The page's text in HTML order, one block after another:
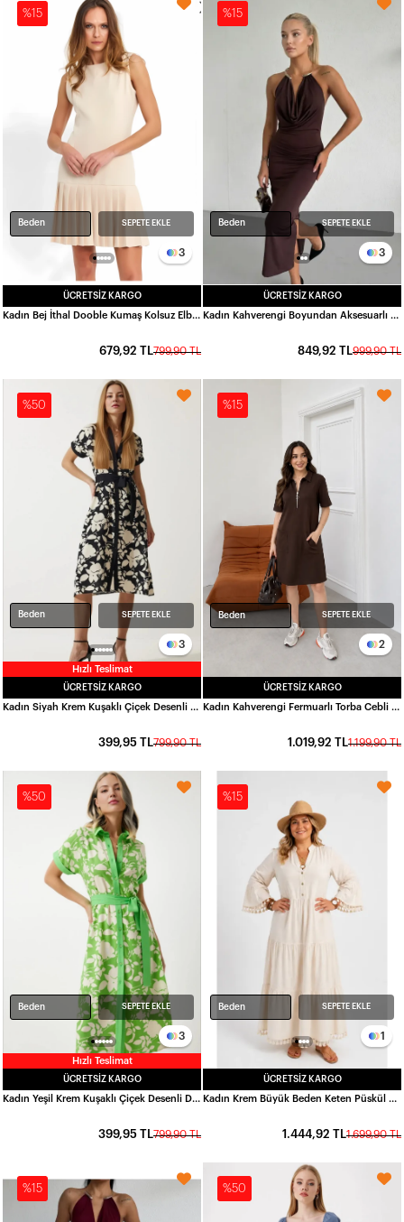
%15
3
Beden SEPETE EKLE
ÜCRETSIZ KARGO
Kadın Bej İthal Dooble Kumaş Kolsuz Elbise HZL25W-FRY122651
799,90 TL
679,92 TL
%15
3
Beden SEPETE EKLE
ÜCRETSIZ KARGO
Kadın Kahverengi Boyundan Aksesuarlı Yandan Yırtmaçlı Midi Boy Sandy Elbise HZL26S-FRY123841
999,90 TL
849,92 TL
%50
Hızlı Teslimat
3
Beden SEPETE EKLE
ÜCRETSIZ KARGO
Kadın Siyah Krem Kuşaklı Çiçek Desenli Düğmeli Yazlık Viskon Elbise HZL24S-BD124551
799,90 TL
399,95 TL
%15
2
Beden SEPETE EKLE
ÜCRETSIZ KARGO
Kadın Kahverengi Fermuarlı Torba Cebli Oysho Elbise HZL26S-VL15031
1.199,90 TL
1.019,92 TL
%50
Hızlı Teslimat
3
Beden SEPETE EKLE
ÜCRETSIZ KARGO
Kadın Yeşil Krem Kuşaklı Çiçek Desenli Düğmeli Yazlık Viskon Elbise HZL24S-BD124551
799,90 TL
399,95 TL
%15
1
Beden SEPETE EKLE
ÜCRETSIZ KARGO
Kadın Krem Büyük Beden Keten Püskül Detaylı Maxi Boy Yazlık Elbise HZL26S-VL15061
1.699,90 TL
1.444,92 TL
%15 %50